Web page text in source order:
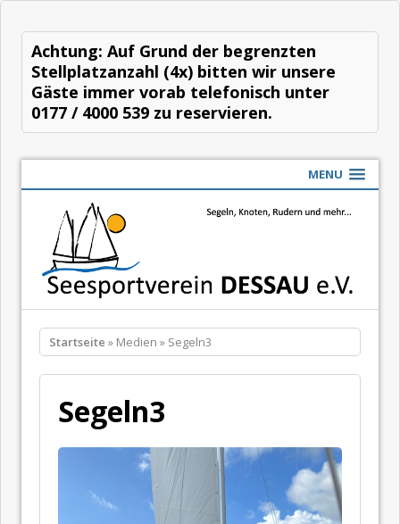
Achtung: Auf Grund der begrenzten
Stellplatzanzahl (4x) bitten wir unsere
Gäste immer vorab telefonisch unter
0177 / 4000 539 zu reservieren.
MENU
Startseite » Medien » Segeln3
Segeln3